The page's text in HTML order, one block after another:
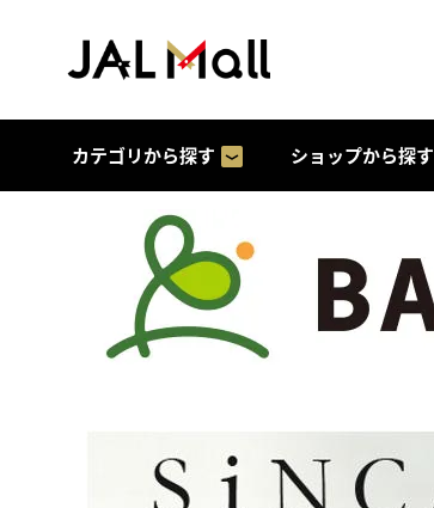
カテゴリから探す ショップから探す